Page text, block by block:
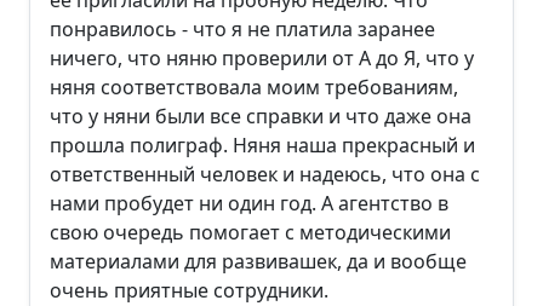
понравилось - что я не платила заранее
ничего, что няню проверили от А до Я, что у
няня соответствовала моим требованиям,
что у няни были все справки и что даже она
прошла полиграф. Няня наша прекрасный и
ответственный человек и надеюсь, что она с
нами пробудет ни один год. А агентство в
свою очередь помогает с методическими
материалами для развивашек, да и вообще
очень приятные сотрудники.